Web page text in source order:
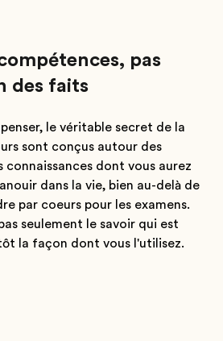
pas
des faits
le véritable secret de la
sont conçus autour des
dont vous aurez
dans la vie, bien au-delà de
par coeurs pour les examens.
seulement le savoir qui est
la façon dont vous l'utilisez.